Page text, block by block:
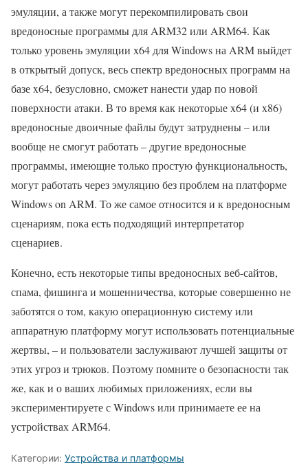
эмуляции, а также могут перекомпилировать свои
вредоносные программы для ARM32 или ARM64. Как
только уровень эмуляции x64 для Windows на ARM выйдет
в открытый допуск, весь спектр вредоносных программ на
базе x64, безусловно, сможет нанести удар по новой
поверхности атаки. В то время как некоторые x64 (и x86)
вредоносные двоичные файлы будут затруднены – или
вообще не смогут работать – другие вредоносные
программы, имеющие только простую функциональность,
могут работать через эмуляцию без проблем на платформе
Windows on ARM. То же самое относится и к вредоносным
сценариям, пока есть подходящий интерпретатор
сценариев.
Конечно, есть некоторые типы вредоносных веб-сайтов,
спама, фишинга и мошенничества, которые совершенно не
заботятся о том, какую операционную систему или
аппаратную платформу могут использовать потенциальные
жертвы, – и пользователи заслуживают лучшей защиты от
этих угроз и трюков. Поэтому помните о безопасности так
же, как и о ваших любимых приложениях, если вы
экспериментируете с Windows или принимаете ее на
устройствах ARM64.
Категории: Устройства и платформы